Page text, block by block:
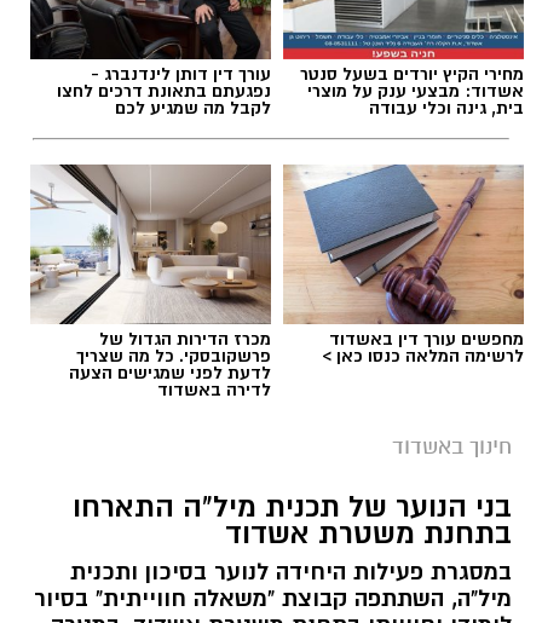
מחירי הקיץ יורדים בשעל סנטר
אשדוד: מבצעי ענק על מוצרי
בית, גינה וכלי עבודה
עורך דין דותן לינדנברג -
נפגעתם בתאונת דרכים לחצו
לקבל מה שמגיע לכם
מחפשים עורך דין באשדוד
לרשימה המלאה כנסו כאן >
מכרז הדירות הגדול של
פרשקובסקי. כל מה שצריך
לדעת לפני שמגישים הצעה
לדירה באשדוד
חינוך באשדוד
בני הנוער של תכנית מיל"ה התארחו
בתחנת משטרת אשדוד
במסגרת פעילות היחידה לנוער בסיכון ותכנית
מיל"ה, השתתפה קבוצת "משאלה חווייתית" בסיור